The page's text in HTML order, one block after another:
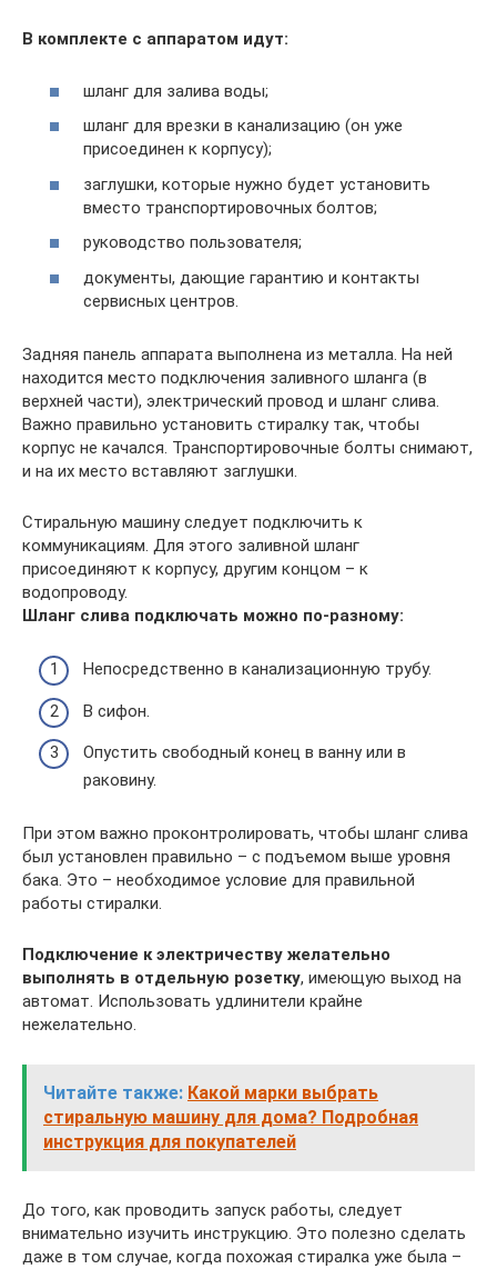
В комплекте с аппаратом идут:
шланг для залива воды;
шланг для врезки в канализацию (он уже
присоединен к корпусу);
заглушки, которые нужно будет установить
вместо транспортировочных болтов;
руководство пользователя;
документы, дающие гарантию и контакты
сервисных центров.
Задняя панель аппарата выполнена из металла. На ней
находится место подключения заливного шланга (в
верхней части), электрический провод и шланг слива.
Важно правильно установить стиралку так, чтобы
корпус не качался. Транспортировочные болты снимают,
и на их место вставляют заглушки.
Стиральную машину следует подключить к
коммуникациям. Для этого заливной шланг
присоединяют к корпусу, другим концом – к
водопроводу.
Шланг слива подключать можно по-разному:
Непосредственно в канализационную трубу.
В сифон.
Опустить свободный конец в ванну или в
раковину.
При этом важно проконтролировать, чтобы шланг слива
был установлен правильно – с подъемом выше уровня
бака. Это – необходимое условие для правильной
работы стиралки.
Подключение к электричеству желательно
выполнять в отдельную розетку, имеющую выход на
автомат. Использовать удлинители крайне
нежелательно.
Читайте также: Какой марки выбрать
стиральную машину для дома? Подробная
инструкция для покупателей
До того, как проводить запуск работы, следует
внимательно изучить инструкцию. Это полезно сделать
даже в том случае, когда похожая стиралка уже была –